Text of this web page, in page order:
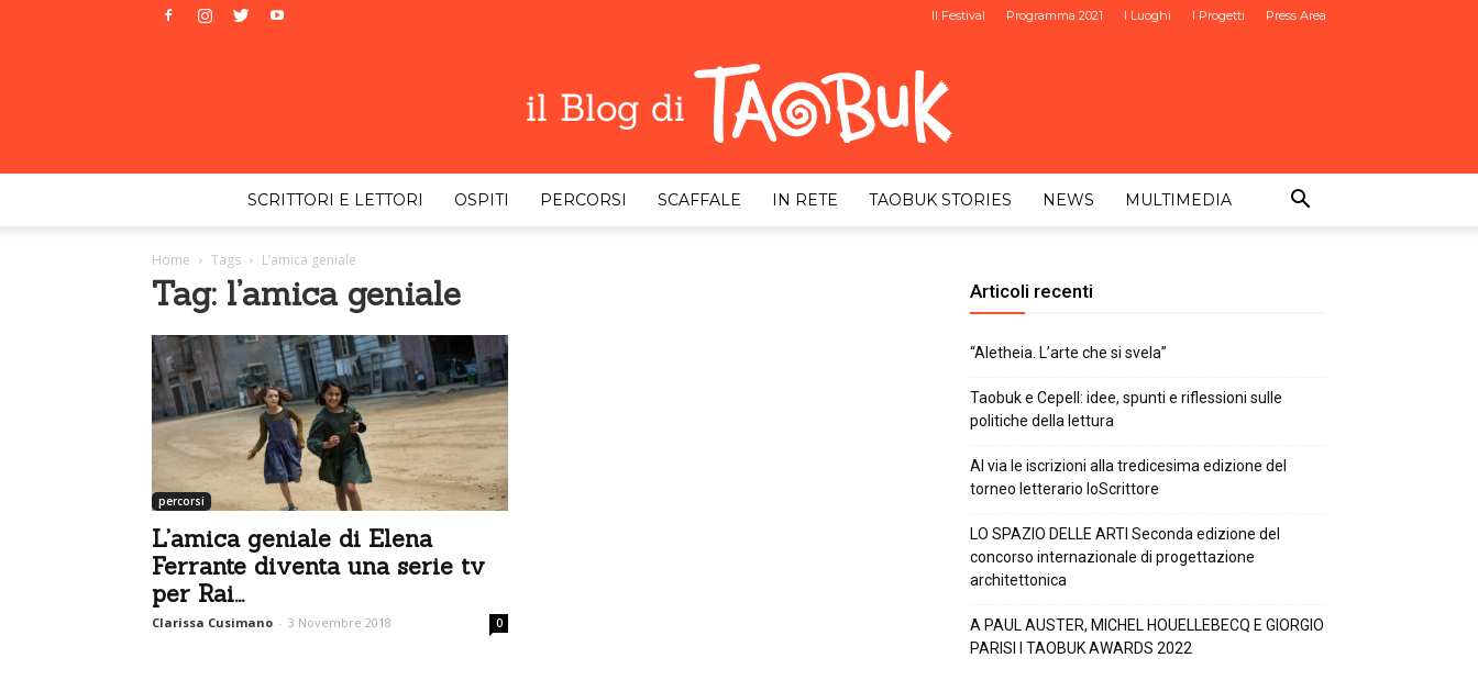
Il Festival Programma 2021 I Luoghi I Progetti Press Area
SCRITTORI E LETTORI OSPITI PERCORSI SCAFFALE IN RETE TAOBUK STORIES NEWS MULTIMEDIA
Home Tags L’amica geniale
Tag: l’amica geniale
percorsi
L’amica geniale di Elena
Ferrante diventa una serie tv
per Rai...
Clarissa Cusimano - 3 Novembre 2018 0
Articoli recenti
“Aletheia. L’arte che si svela”
Taobuk e Cepell: idee, spunti e riflessioni sulle
politiche della lettura
Al via le iscrizioni alla tredicesima edizione del
torneo letterario IoScrittore
LO SPAZIO DELLE ARTI Seconda edizione del
concorso internazionale di progettazione
architettonica
A PAUL AUSTER, MICHEL HOUELLEBECQ E GIORGIO
PARISI I TAOBUK AWARDS 2022